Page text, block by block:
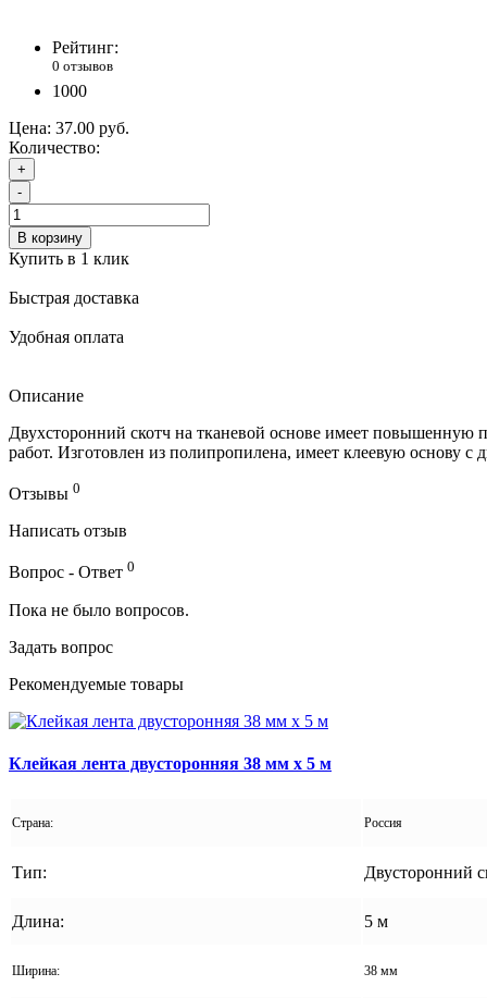
Рейтинг:
0 отзывов
1000
Цена: 37.00 руб.
Количество:
+
-
В корзину
Купить в 1 клик
Быстрая доставка
Удобная оплата
Описание
Двухсторонний скотч на тканевой основе имеет
работ. Изготовлен из полипропилена, имеет клеевую основу с
Отзывы 0
Написать отзыв
Вопрос - Ответ 0
Пока не было вопросов.
Задать вопрос
Рекомендуемые товары
Клейкая лента двусторонняя 38 мм x 5 м
Страна: Россия
Тип: Двусторонний
Длина: 5 м
Ширина: 38 мм